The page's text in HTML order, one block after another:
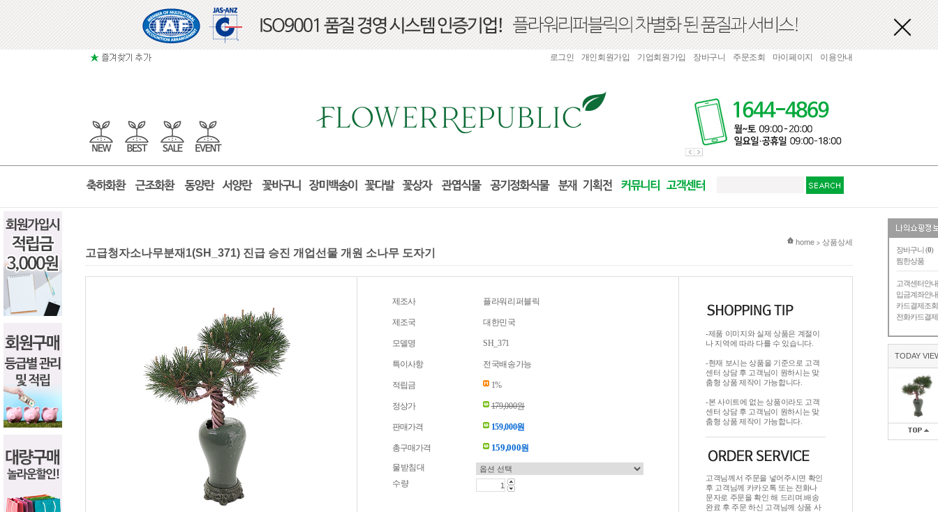
장바구니 (0)
찜한상품
고객센터안내
입금계좌안내
카드결제조회
전화카드결제
TODAY
로그인 개인회원가입 기업회원가입 장바구니 주문조회 마이페이지 이용안내
현재 위치
home > 상품상세
고급청자소나무분재1(SH_371) 진급 승진 개업선물 개원 소나무 도자기
제조사 플라워리퍼블릭
제조국 대한민국
모델명 SH_371
특이사항 전국배송가능
적립금 1%
정상가 179,000원
판매가격 159,000원
총구매가격 159,000원
물받침대
수량
-제품 이미지와 실제 상품은 계절이
나 지역에 따라 다를 수 있습니다.
-현재 보시는 상품을 기준으로 고객
센터 상담 후 고객님이 원하시는 맞
춤형 상품 제작이 가능합니다.
-본 사이트에 없는 상품이라도 고객
센터 상담 후 고객님이 원하시는 맞
춤형 상품 제작이 가능합니다.
고객님께서 주문을 넣어주시면 확인
후 고객님께 카카오톡 또는 전화나
문자로 주문을 확인 해 드리며.배송
완료 후 주문 하신 고객님께 상품 사